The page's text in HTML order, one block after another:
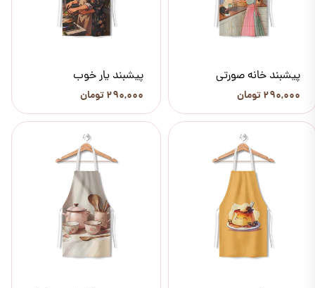
پیشبند خانه صورتی
۲۹۰,۰۰۰ تومان
پیشبند یار خوب
۲۹۰,۰۰۰ تومان